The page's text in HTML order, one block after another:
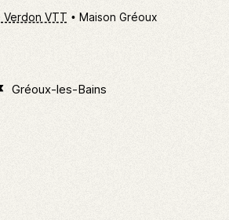
VTT Maison Gréoux
Classé
Gréoux-les-Bains